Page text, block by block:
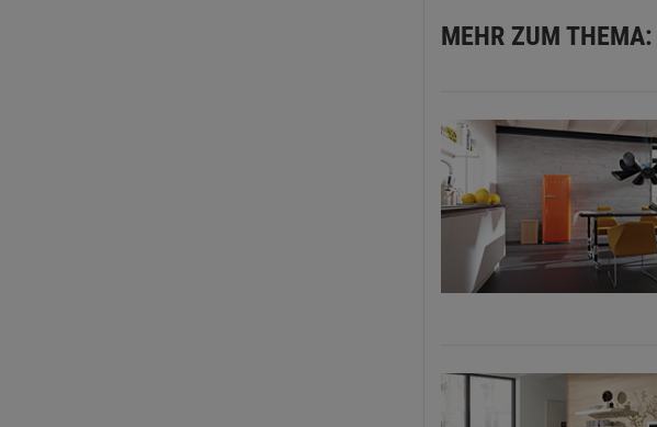
MEHR ZUM THEMA: